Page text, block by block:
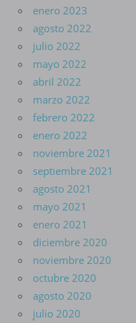
enero 2023
agosto 2022
julio 2022
mayo 2022
abril 2022
marzo 2022
febrero 2022
enero 2022
noviembre 2021
septiembre 2021
agosto 2021
mayo 2021
enero 2021
diciembre 2020
noviembre 2020
octubre 2020
agosto 2020
julio 2020